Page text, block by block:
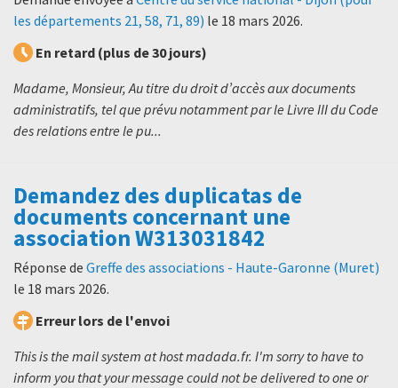
les départements 21, 58, 71, 89) le 18 mars 2026.
En retard (plus de 30 jours)
Madame, Monsieur, Au titre du droit d’accès aux documents
administratifs, tel que prévu notamment par le Livre III du Code
des relations entre le pu...
Demandez des duplicatas de
documents concernant une
association W313031842
Réponse de Greffe des associations - Haute-Garonne (Muret)
le 18 mars 2026.
Erreur lors de l'envoi
This is the mail system at host madada.fr. I'm sorry to have to
inform you that your message could not be delivered to one or